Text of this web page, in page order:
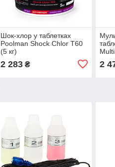
Шок-хлор у таблетках
Poolman Shock Chlor T60
(5 кг)
2 283₴ 2